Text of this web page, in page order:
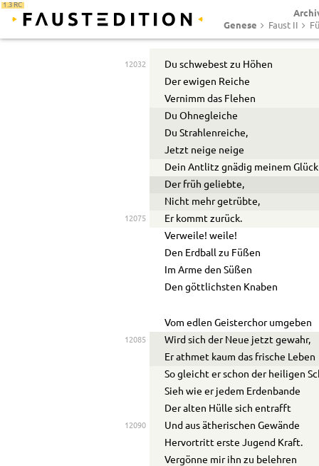
1.3 RC
Genese
Faust II
12032
Du schwebest zu Höhen
Der ewigen Reiche
Vernimm das Flehen
Du Ohnegleiche
Du Strahlenreiche,
Jetzt neige neige
Dein Antlitz gnädig meinem
Der früh geliebte,
Nicht mehr getrübte,
12075
Er kommt zurück.
Verweile! weile!
Den Erdball zu Füßen
Im Arme den Süßen
Den göttlichsten Knaben
Vom edlen Geisterchor umgeben
12085
Wird sich der Neue jetzt gewahr,
Er athmet kaum das frische Leben
So gleicht er schon der heiligen
Sieh wie er jedem Erdenbande
Der alten Hülle sich entrafft
12090
Und aus ätherischen Gewände
Hervortritt erste Jugend Kraft.
Vergönne mir ihn zu belehren